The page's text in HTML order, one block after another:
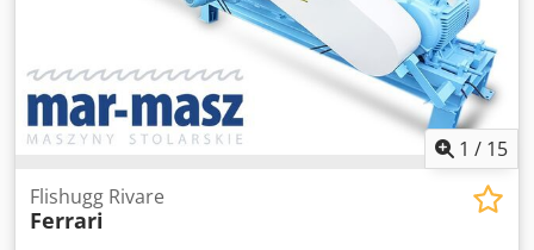
1 / 15
Flishugg Rivare
Ferrari